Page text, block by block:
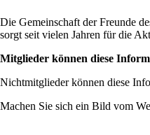
Die Gemeinschaft der Freunde
sorgt seit vielen Jahren für die
Mitglieder können diese
Nichtmitglieder können diese
Machen Sie sich ein Bild vom